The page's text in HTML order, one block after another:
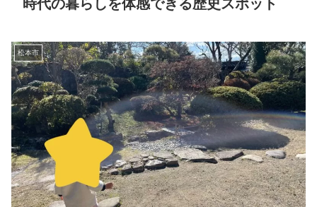
時代の暮らしを体感できる歴史スポット
松本市